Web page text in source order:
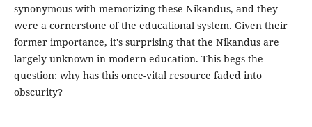
synonymous with memorizing these Nikandus, and they
were a cornerstone of the educational system. Given their
former importance, it's surprising that the Nikandus are
largely unknown in modern education. This begs the
question: why has this once-vital resource faded into
obscurity?